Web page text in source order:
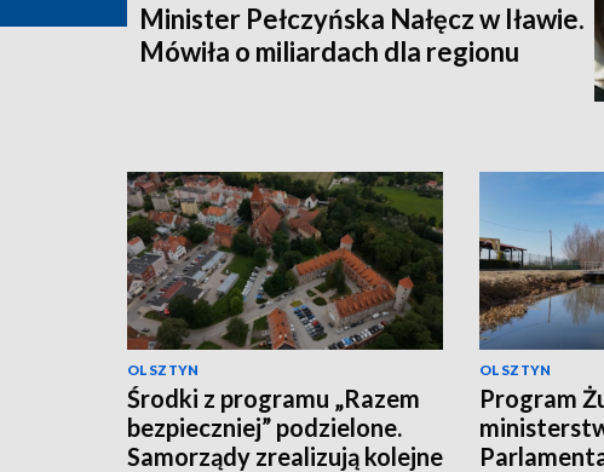
Minister Pełczyńska Nałęcz w Iławie.
Mówiła o miliardach dla regionu
OLSZTYN
Środki z programu „Razem
bezpieczniej” podzielone.
Samorządy zrealizują kolejne
OLSZTYN
Program